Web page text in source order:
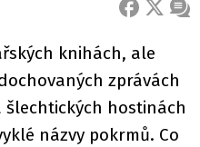
FACEBOOK
X
knihách, ale
zprávách
hostinách
názvy pokrmů. Co